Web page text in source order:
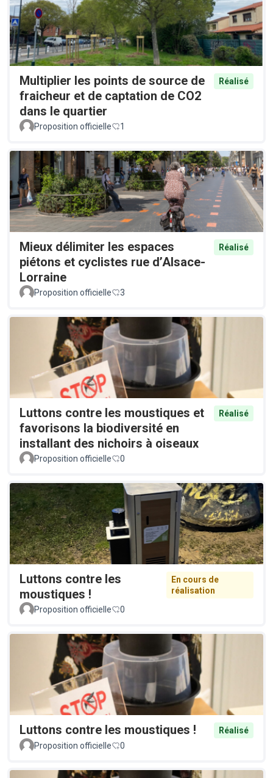
Multiplier les points de source de
fraicheur et de captation de CO2
dans le quartier
Réalisé
Proposition officielle 1
Mieux délimiter les espaces
piétons et cyclistes rue d’Alsace-
Lorraine
Réalisé
Proposition officielle 3
Luttons contre les moustiques et
favorisons la biodiversité en
installant des nichoirs à oiseaux
Réalisé
Proposition officielle 0
Luttons contre les
moustiques !
En cours de
réalisation
Proposition officielle
0
Luttons contre les moustiques !
Réalisé
Proposition officielle
0